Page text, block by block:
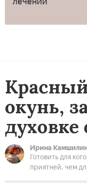
окунь,
Ирина
Готовить для
приятней, чем